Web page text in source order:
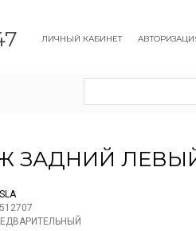
ЛИЧНЫЙ КАБИНЕТ
ЗАДНИЙ